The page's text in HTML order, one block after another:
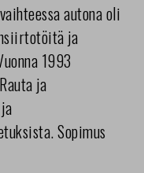
autona oli
ja
1993
ja
Sopimus